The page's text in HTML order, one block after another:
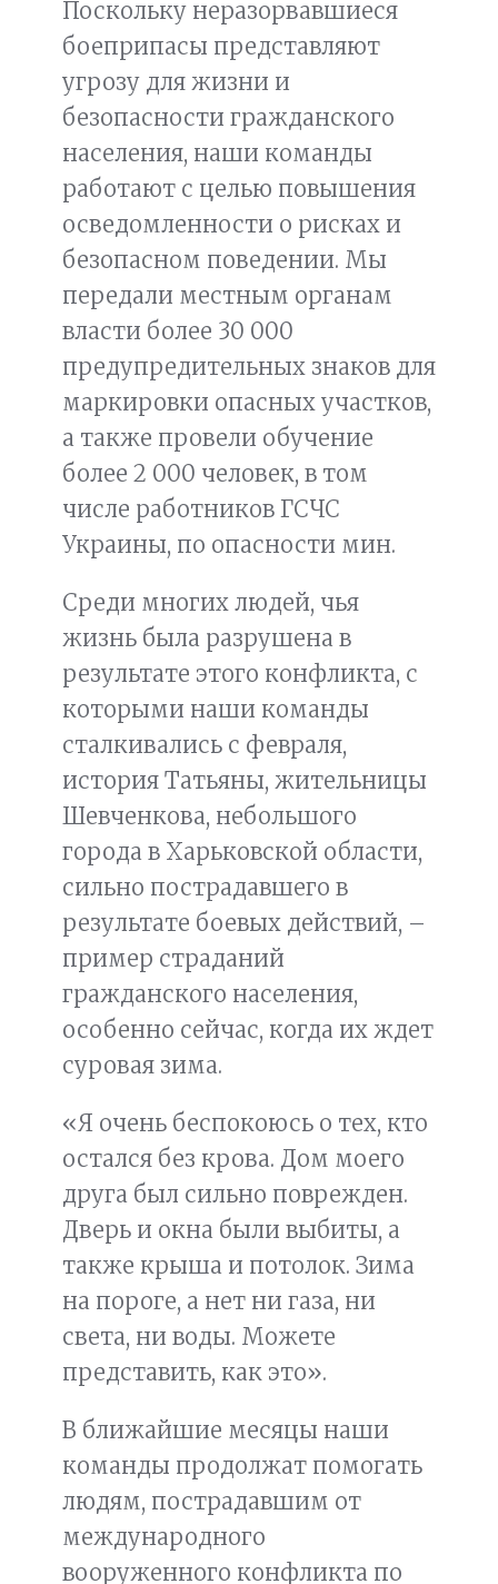
Поскольку неразорвавшиеся
боеприпасы представляют
угрозу для жизни и
безопасности гражданского
населения, наши команды
работают с целью повышения
осведомленности о рисках и
безопасном поведении. Мы
передали местным органам
власти более 30 000
предупредительных знаков для
маркировки опасных участков,
а также провели обучение
более 2 000 человек, в том
числе работников ГСЧС
Украины, по опасности мин.
Среди многих людей, чья
жизнь была разрушена в
результате этого конфликта, с
которыми наши команды
сталкивались с февраля,
история Татьяны, жительницы
Шевченкова, небольшого
города в Харьковской области,
сильно пострадавшего в
результате боевых действий, –
пример страданий
гражданского населения,
особенно сейчас, когда их ждет
суровая зима.
«Я очень беспокоюсь о тех, кто
остался без крова. Дом моего
друга был сильно поврежден.
Дверь и окна были выбиты, а
также крыша и потолок. Зима
на пороге, а нет ни газа, ни
света, ни воды. Можете
представить, как это».
В ближайшие месяцы наши
команды продолжат помогать
людям, пострадавшим от
международного
вооруженного конфликта по